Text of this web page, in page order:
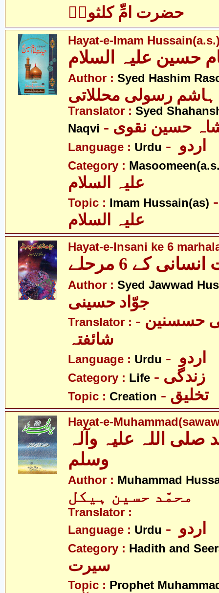
حضرت امِّ کلثومؑ
Hayat-e-Imam
حسین علیہ السلام
Author : Syed Hashim
رسولی محللاتی
Translator : Syed
Naqvi
Language : Urdu
Category :
Topic : Imam Hussain(as)
علیہ السلام
Hayat-e-Insani ke 6
Author : Syed Jawwad
جوّاد حسینی
Translator : - پروفیسر علی حسسنین
شائفتہ
Language : Urdu
Category : Life - زندگی
Topic : Creation - تخلیق
Hayat-e-
اللہ علیہ وآلہ
وسلم
Author : Muhammad
محمّد حسین ہیکل
Translator :
Language : Urdu
Category : Hadith and
سیرت
Topic : Prophet